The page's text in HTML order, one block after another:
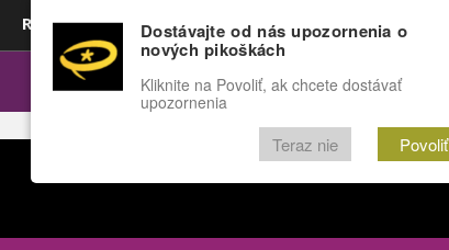
Rozprávky Funny Docu
POPULÁRNE FÓRUM
Dostávajte od nás upozornenia o
nových pikoškách
Kliknite na Povoliť, ak chcete dostávať
upozornenia
Teraz nie Povoliť